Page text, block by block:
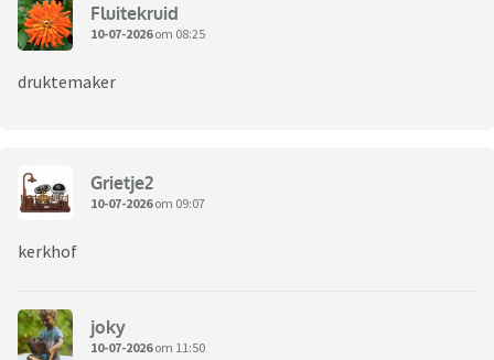
Fluitekruid
10-07-2026om 08:25
druktemaker
Grietje2
10-07-2026om 09:07
kerkhof
joky
10-07-2026om 11:50